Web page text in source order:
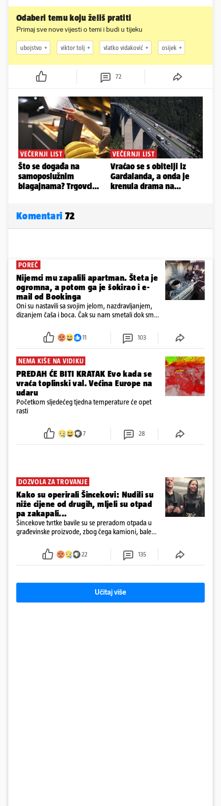
Odaberi temu koju želiš pratiti
Primaj sve nove vijesti o temi i budi u tijeku
ubojstvo viktor tolj vlatko vidaković osijek
72
Komentari 72
POREČ
Nijemci mu zapalili apartman. Šteta je
ogromna, a potom ga je šokirao i e-
mail od Bookinga
Oni su nastavili sa svojim jelom, nazdravljanjem,
dizanjem čaša i boca. Čak su nam smetali dok smo
požar, rekao je vlasnik
11 103
NEMA KIŠE NA VIDIKU
PREDAH ĆE BITI KRATAK Evo kada se
vraća toplinski val. Većina Europe na
udaru
Početkom sljedećeg tjedna temperature će opet
rasti
7 28
DOZVOLA ZA TROVANJE
Kako su operirali Šincekovi: Nudili su
niže cijene od drugih, mljeli su otpad
pa zakapali...
Šincekove tvrtke bavile su se preradom otpada u
građevinske proizvode, zbog čega kamioni, bale
22 135
Učitaj više